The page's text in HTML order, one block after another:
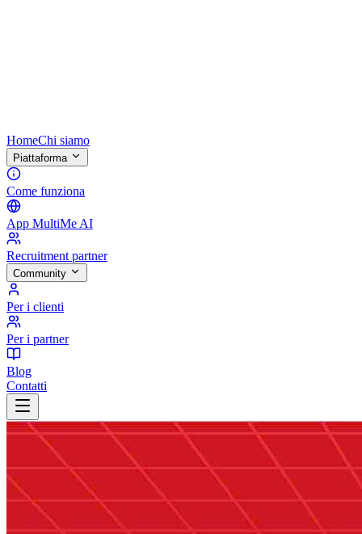
HomeChi siamo
Piattaforma
Come funziona
App MultiMe AI
Recruitment partner
Community
Per i clienti
Per i partner
Blog
Contatti